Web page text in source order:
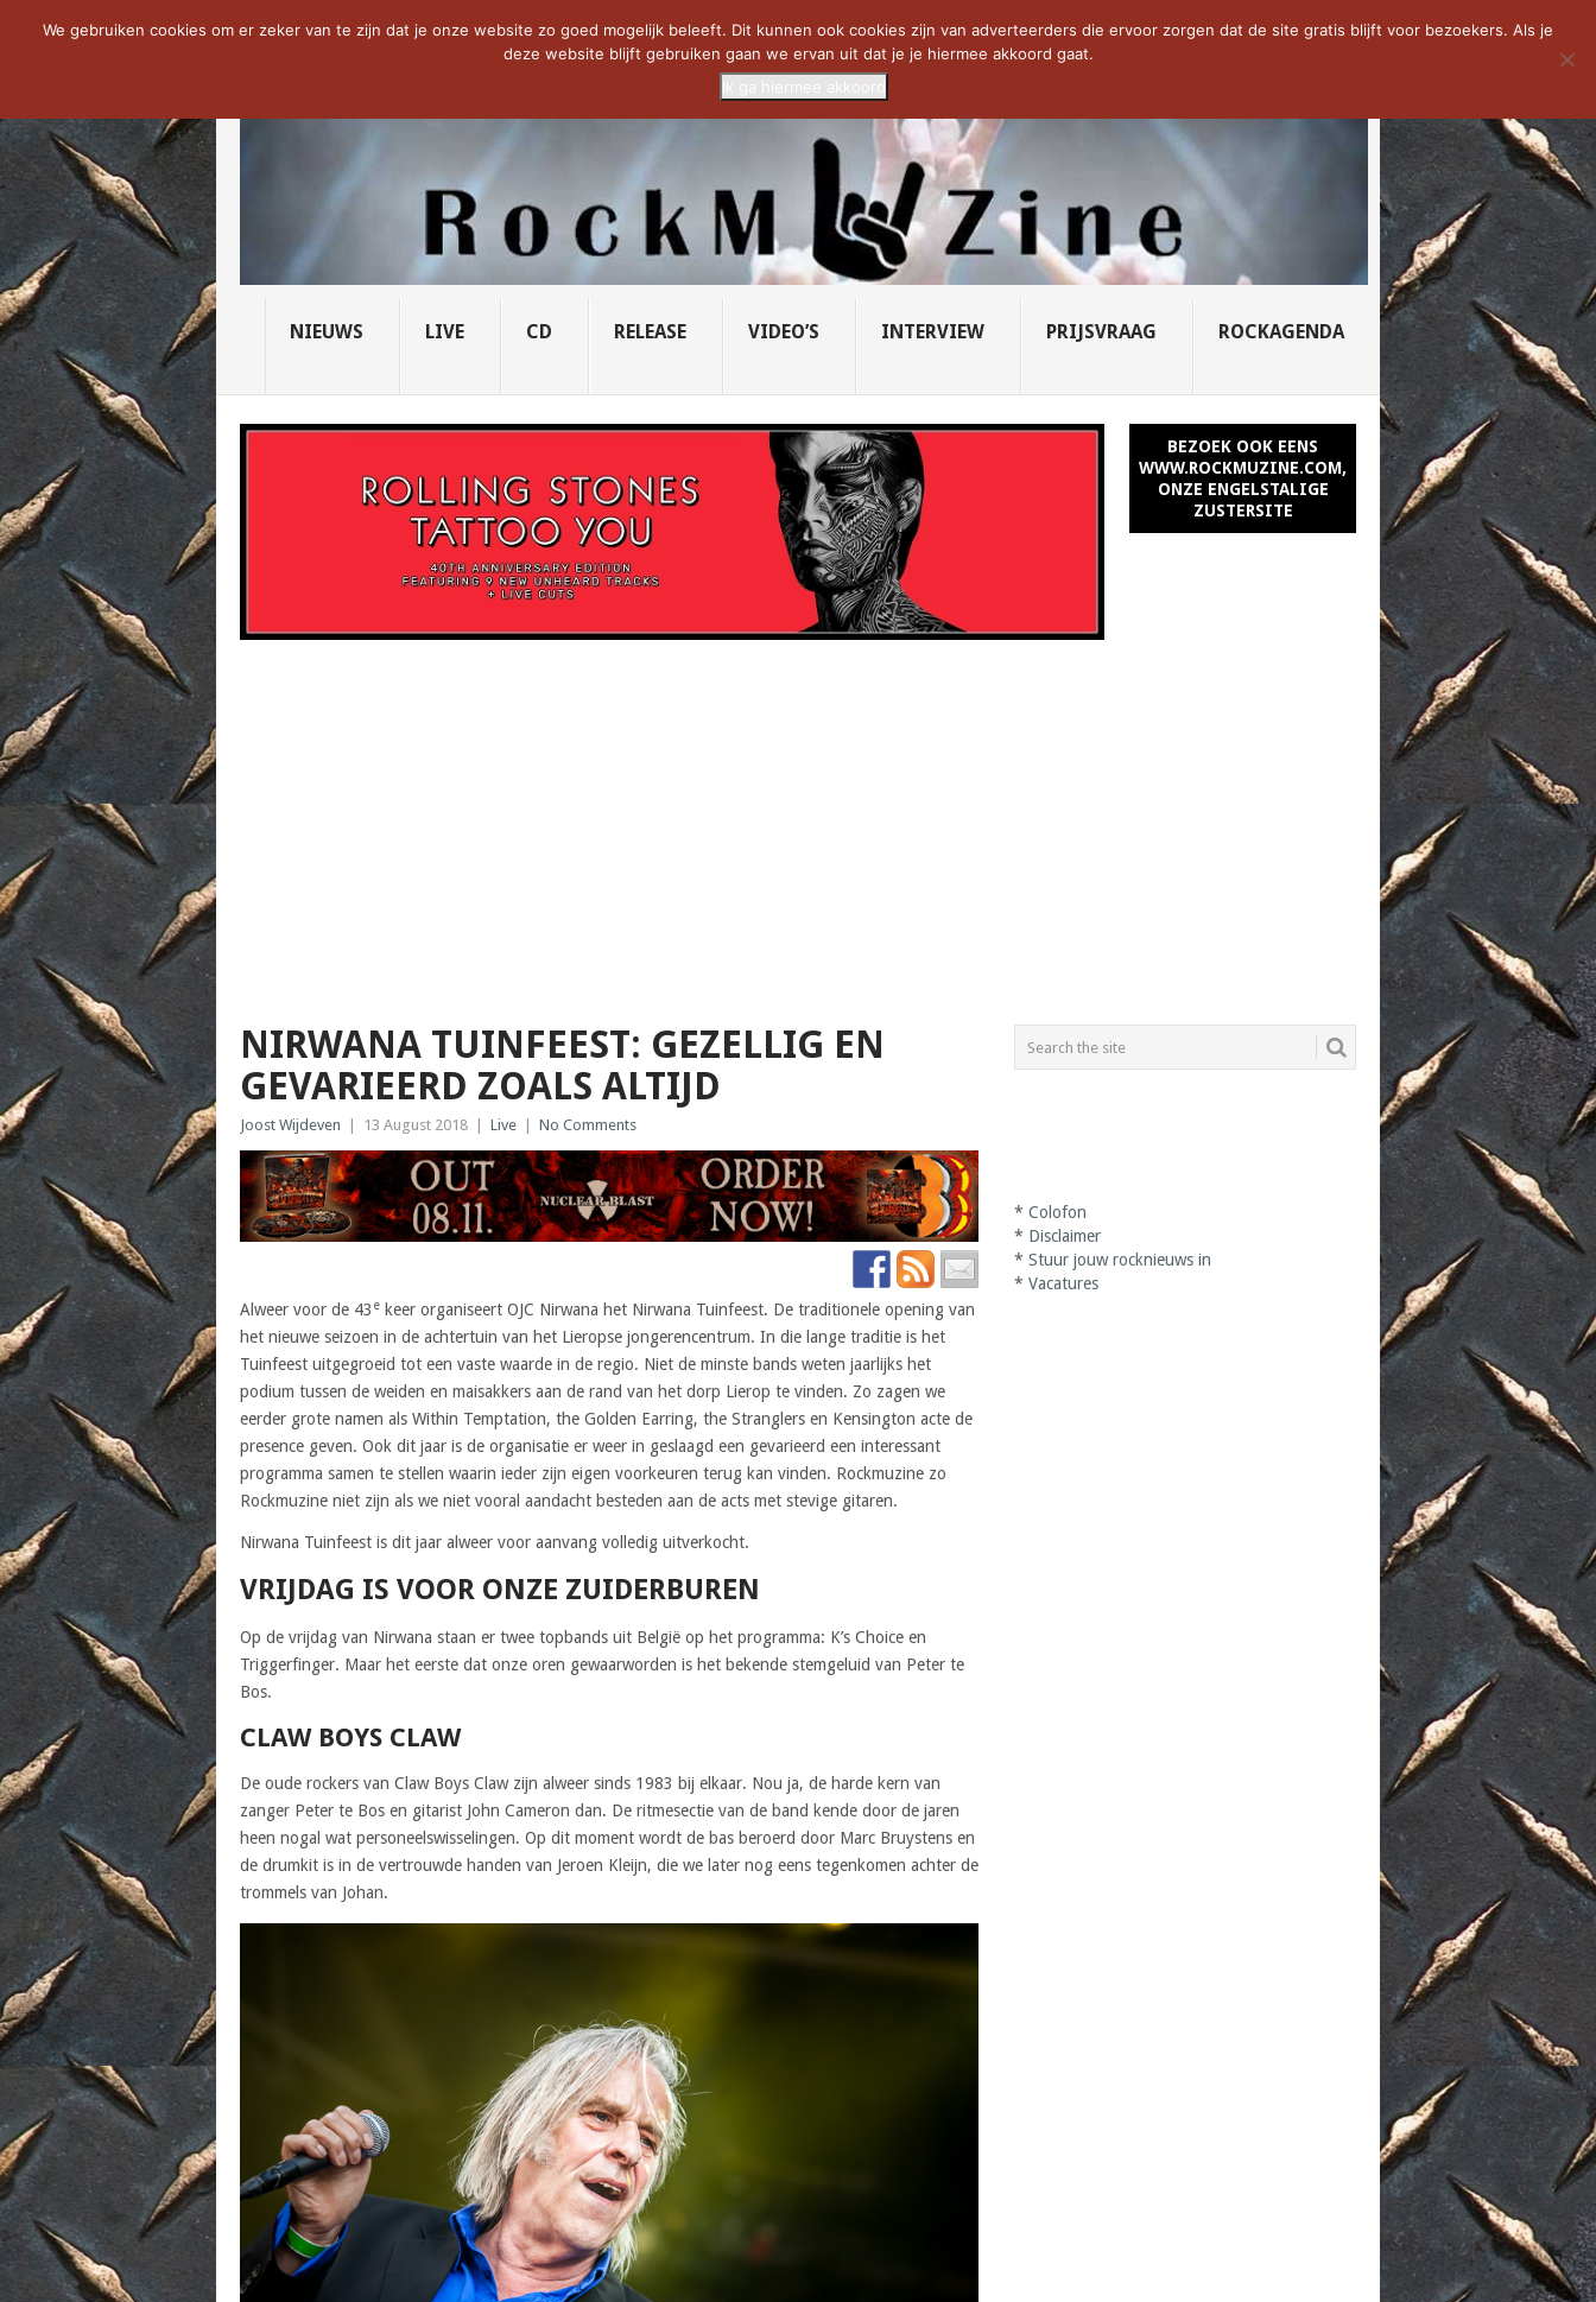
NOW TRENDING: THE VICIOUS HEAD SOCIETY... PRIDE OF LIONS – U... SAVATAGE KOMT TERUG IN 0... CD VAN DE WEEK: SLEEPING...
NIEUWS LIVE CD RELEASE VIDEO’S INTERVIEW PRIJSVRAAG ROCKAGENDA
BEZOEK OOK EENS
WWW.ROCKMUZINE.COM,
ONZE ENGELSTALIGE
ZUSTERSITE
NIRWANA TUINFEEST: GEZELLIG EN
GEVARIEERD ZOALS ALTIJD
Joost Wijdeven 13 August 2018 Live No Comments
Alweer voor de 43 e keer organiseert OJC Nirwana het Nirwana Tuinfeest. De traditionele opening van
het nieuwe seizoen in de achtertuin van het Lieropse jongerencentrum. In die lange traditie is het
Tuinfeest uitgegroeid tot een vaste waarde in de regio. Niet de minste bands weten jaarlijks het
podium tussen de weiden en maisakkers aan de rand van het dorp Lierop te vinden. Zo zagen we
eerder grote namen als Within Temptation, the Golden Earring, the Stranglers en Kensington acte de
presence geven. Ook dit jaar is de organisatie er weer in geslaagd een gevarieerd een interessant
programma samen te stellen waarin ieder zijn eigen voorkeuren terug kan vinden. Rockmuzine zo
Rockmuzine niet zijn als we niet vooral aandacht besteden aan de acts met stevige gitaren.
Nirwana Tuinfeest is dit jaar alweer voor aanvang volledig uitverkocht.
VRIJDAG IS VOOR ONZE ZUIDERBUREN
Op de vrijdag van Nirwana staan er twee topbands uit België op het programma: K’s Choice en
Triggerfinger. Maar het eerste dat onze oren gewaarworden is het bekende stemgeluid van Peter te
Bos.
CLAW BOYS CLAW
De oude rockers van Claw Boys Claw zijn alweer sinds 1983 bij elkaar. Nou ja, de harde kern van
zanger Peter te Bos en gitarist John Cameron dan. De ritmesectie van de band kende door de jaren
heen nogal wat personeelswisselingen. Op dit moment wordt de bas beroerd door Marc Bruystens en
de drumkit is in de vertrouwde handen van Jeroen Kleijn, die we later nog eens tegenkomen achter de
trommels van Johan.
*Colofon
* Disclaimer
*Stuur jouw rocknieuws in
*Vacatures
We gebruiken cookies om er zeker van te zijn dat je onze website zo goed mogelijk beleeft. Dit kunnen ook cookies zijn van adverteerders die ervoor zorgen dat de site gratis blijft voor bezoekers. Als je
deze website blijft gebruiken gaan we ervan uit dat je je hiermee akkoord gaat.
Ik ga hiermee akkoord